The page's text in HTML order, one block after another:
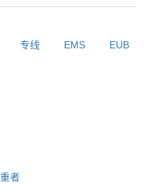
专线 EMS
EUB
者